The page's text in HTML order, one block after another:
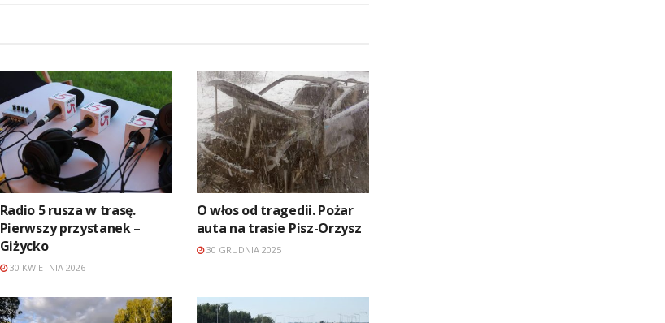
Radio 5 rusza w trasę.
Pierwszy przystanek –
Giżycko
30 KWIETNIA 2026
O włos od tragedii. Pożar
auta na trasie Pisz-Orzysz
30 GRUDNIA 2025